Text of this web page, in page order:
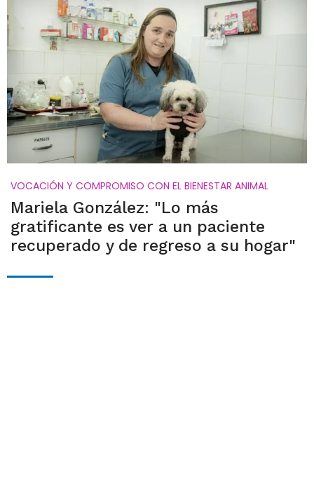
VOCACIÓN Y COMPROMISO CON EL BIENESTAR ANIMAL
Mariela González: "Lo más
gratificante es ver a un paciente
recuperado y de regreso a su hogar"